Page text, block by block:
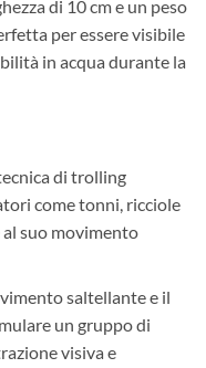
di 10 cm e un peso
per essere visibile
in acqua durante la
di trolling
come tonni, ricciole
al suo movimento
saltellante e il
un gruppo di
visiva e